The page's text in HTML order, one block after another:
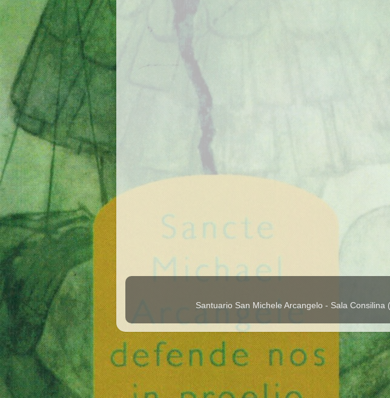
Santuario San Michele Arcangelo - Sala